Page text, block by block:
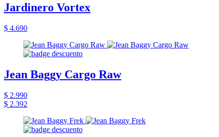
Jardinero Vortex
$ 4.690
Jean Baggy Cargo Raw
$ 2.990
$ 2.392